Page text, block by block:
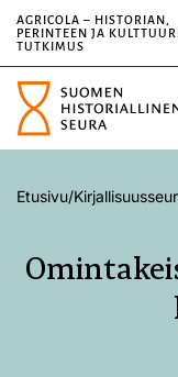
AGRICOLA – HISTORIAN,
PERINTEEN JA
TUTKIMUS
Etusivu/